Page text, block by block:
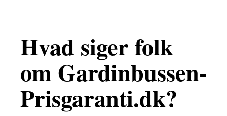
Hvad siger folk
om Gardinbussen-
Prisgaranti.dk?